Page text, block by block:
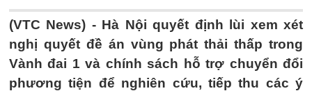
(VTC News) - Hà Nội quyết định lùi xem xét
nghị quyết đề án vùng phát thải thấp trong
Vành đai 1 và chính sách hỗ trợ chuyển đổi
phương tiện để nghiên cứu, tiếp thu các ý